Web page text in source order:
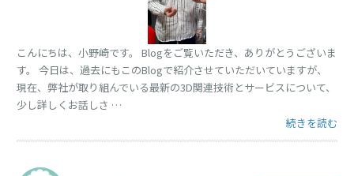
こんにちは、小野崎です。 Blogをご覧いただき、ありがとうございま
す。 今日は、過去にもこのBlogで紹介させていただいていますが、
現在、弊社が取り組んでいる最新の3D関連技術とサービスについて、
少し詳しくお話しさ …
“AR/VR機器の
続きを読む